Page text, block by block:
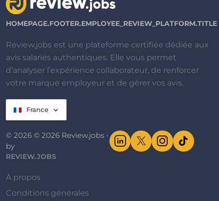
HOMEPAGE.FOOTER.EMPLOYEE_REVIEW_PLATFORM.TITLE
Review.jobs est une plateforme certifiée dédiée aux
avis salariés authentiques. Elle vous permet
d’analyser l’expérience collaborateur, de renforcer
votre marque employeur et de gérer vos avis.
France
© 2026 © 2026 Review.jobs -
by
REVIEW.JOBS
À propos
Conditions générales